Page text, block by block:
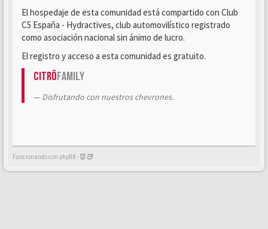
El hospedaje de esta comunidad está compartido con Club
C5 España - Hydractives, club automovilístico registrado
como asociación nacional sin ánimo de lucro.
El registro y acceso a esta comunidad es gratuito.
CitröFamily
Disfrutando con nuestros chevrones.
Funcionando con phpBB -